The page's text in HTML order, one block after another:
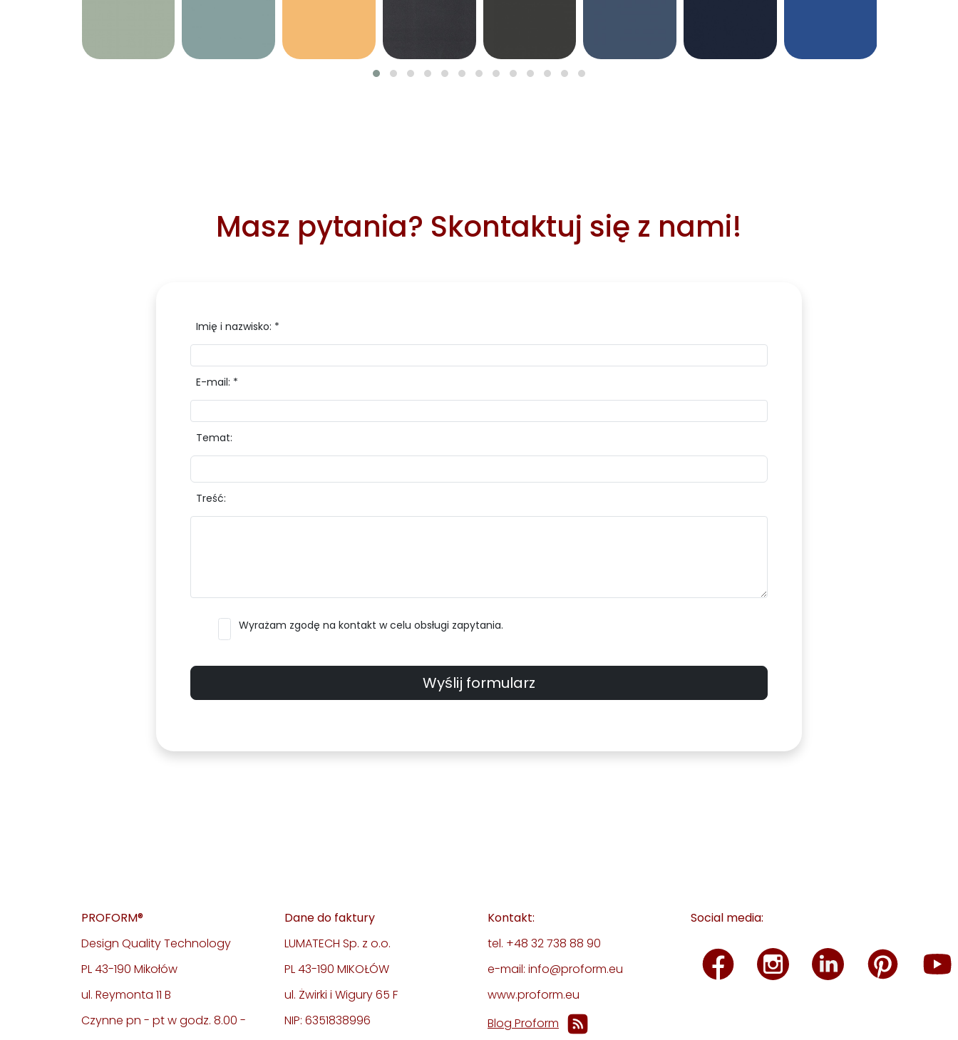
Masz pytania? Skontaktuj się z nami!
Imię i nazwisko: *
E-mail: *
Temat:
Treść:
Wyrażam zgodę na kontakt w celu obsługi zapytania.
Wyślij formularz
PROFORM®
Design Quality Technology
PL 43-190 Mikołów
ul. Reymonta 11 B
Czynne pn - pt w godz. 8.00 -
Dane do faktury
LUMATECH Sp. z o.o.
PL 43-190 MIKOŁÓW
ul. Żwirki i Wigury 65 F
NIP: 6351838996
Kontakt:
tel. +48 32 738 88 90
e-mail: info@proform.eu
www.proform.eu
Blog Proform
Social media: